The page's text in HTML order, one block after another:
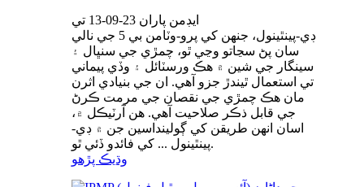
ايڊمن پاران 23-09-13 تي
ڊي-پينٿينول، جنهن کي پرو-وٽامن بي 5 جي نالي
سان پڻ سڃاتو وڃي ٿو، چمڙي جي سنڀال ۽
سينگار جي شين ۾ هڪ ورسٽائل ۽ وڏي پيماني
تي استعمال ٿيندڙ جزو آهي. ان جي بنيادي اثرن
مان هڪ چمڙي جي نقصان جي مرمت ڪرڻ
جي قابل ذڪر صلاحيت آهي. هن آرٽيڪل ۾،
اسان انهن طريقن کي ڳولينداسين جن ۾ ڊي-
پينٿينول ... کي فائدو ڏئي ٿو.
وڌيڪ پڙهو